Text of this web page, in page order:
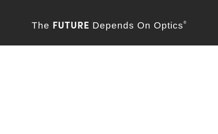
The FUTURE Depends On Optics ®